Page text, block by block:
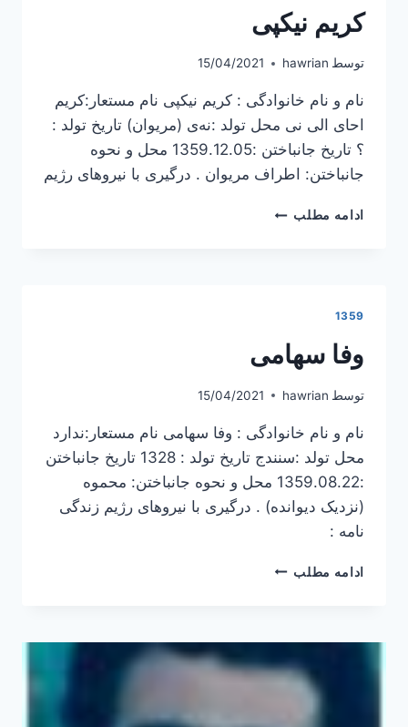
کریم نیکپی
توسط hawrian
15/04/2021
نام و نام خانوادگی : کریم نیکپی نام مستعار:کریم
احای الی نی محل تولد :نه‌ی (مریوان) تاریخ تولد :
؟ تاریخ جانباختن :1359.12.05 محل و نحوه
جانباختن: اطراف مریوان . درگیری با نیروهای رژیم
ادامه مطلب کریم
1359
وفا سهامی
توسط hawrian
15/04/2021
نام و نام خانوادگی : وفا سهامی نام مستعار:ندارد
محل تولد :سنندج تاریخ تولد : 1328 تاریخ جانباختن
:1359.08.22 محل و نحوه جانباختن: محموه
(نزدیک دیوانده) . درگیری با نیروهای رژیم زندگی
نامه :
ادامه مطلب وفا